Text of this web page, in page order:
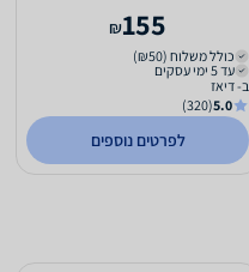
155
₪
כולל משלוח (₪50)
עד 5 ימי עסקים
ב- דיאז
5.0
(320)
לפרטים נוספים